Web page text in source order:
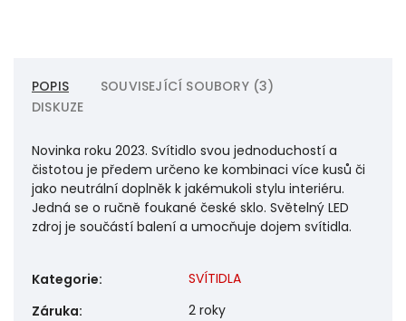
POPIS
SOUVISEJÍCÍ SOUBORY (3)
DISKUZE
Novinka roku 2023. Svítidlo svou jednoduchostí a
čistotou je předem určeno ke kombinaci více kusů či
jako neutrální doplněk k jakémukoli stylu interiéru.
Jedná se o ručně foukané české sklo. Světelný LED
zdroj je součástí balení a umocňuje dojem svítidla.
Kategorie:
SVÍTIDLA
Záruka:
2 roky